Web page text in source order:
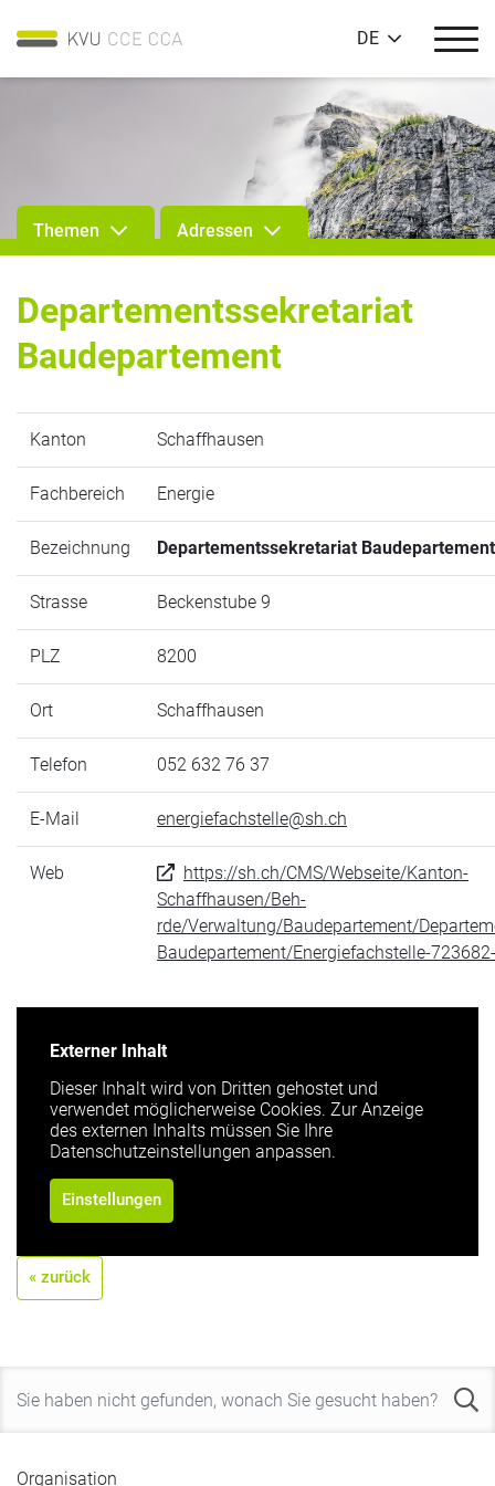
DE
Themen Adressen
Departementssekretariat
Baudepartement
Kanton Schaffhausen
Fachbereich Energie
Bezeichnung Departementssekretariat Baudepartement
Strasse Beckenstube 9
PLZ 8200
Ort Schaffhausen
Telefon 052 632 76 37
E-Mail energiefachstelle@sh.ch
Web
https://sh.ch/CMS/Webseite/Kanton-
Schaffhausen/Beh-
rde/Verwaltung/Baudepartement/
Baudepartement/Energiefachstelle-
Externer Inhalt
Dieser Inhalt wird von Dritten gehostet und
verwendet möglicherweise Cookies. Zur Anzeige
des externen Inhalts müssen Sie Ihre
Datenschutzeinstellungen anpassen.
Einstellungen
« zurück
Organisation